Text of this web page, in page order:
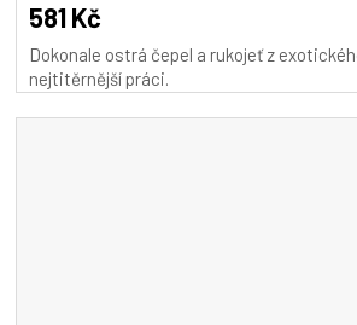
581 Kč
Dokonale ostrá čepel a rukojeť z
nejtitěrnější práci.